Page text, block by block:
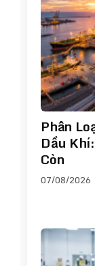
Phân
Dầu
Còn
07/08/2026